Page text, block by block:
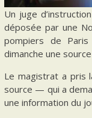
Un juge
déposée par une
pompiers de
dimanche une
Le magistrat a pris
source — qui a
une information du